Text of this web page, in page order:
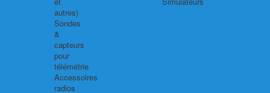
autres)
Sondes
&
capteurs
pour
télémétrie
Accessoires
radios